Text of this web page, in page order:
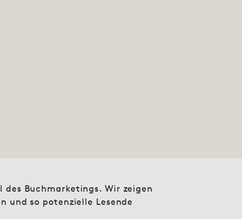
Buchmarketings. Wir zeigen
und so potenzielle Lesende